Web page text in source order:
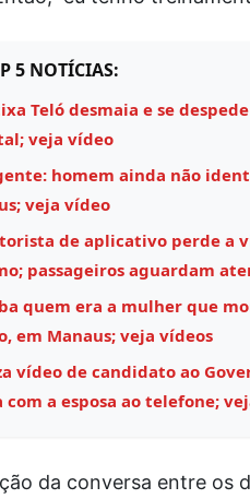
5 NOTÍCIAS:
Teló desmaia e se
veja vídeo
homem ainda não
veja vídeo
de aplicativo perde a
passageiros aguardam
quem era a mulher que
em Manaus; veja vídeos
vídeo de candidato ao
com a esposa ao telefone;
da conversa entre os